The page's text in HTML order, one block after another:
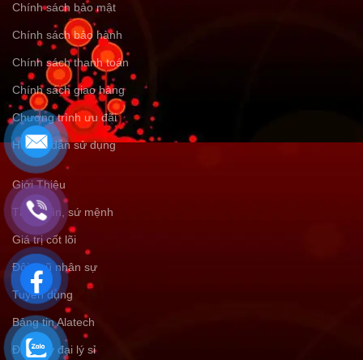
Chính sách bảo mật
Chính sách bảo hành
Chính sách thanh toán
Chính sách giao hàng
Chương trình ưu đãi
Hướng dẫn sử dụng
Giới Thiệu
Tầm nhìn, sứ mệnh
Giá trị cốt lõi
Đội ngũ nhân sự
Tuyển dụng
Bảng tin Alatech
Đăng ký đại lý sỉ